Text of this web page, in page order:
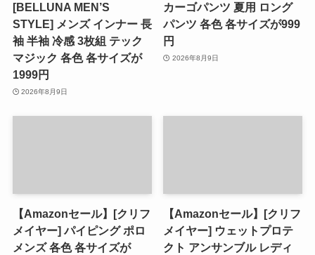
[BELLUNA MEN’S
STYLE] メンズ インナー 長
袖 半袖 冷感 3枚組 テック
マジック 各色 各サイズが
1999円
2026年8月9日
カーゴパンツ 夏用 ロング
パンツ 各色 各サイズが999
円
2026年8月9日
【Amazonセール】[クリフ
メイヤー] パイピング ポロ
メンズ 各色 各サイズが
【Amazonセール】[クリフ
メイヤー] ウェットプロテ
クト アンサンブル レディ